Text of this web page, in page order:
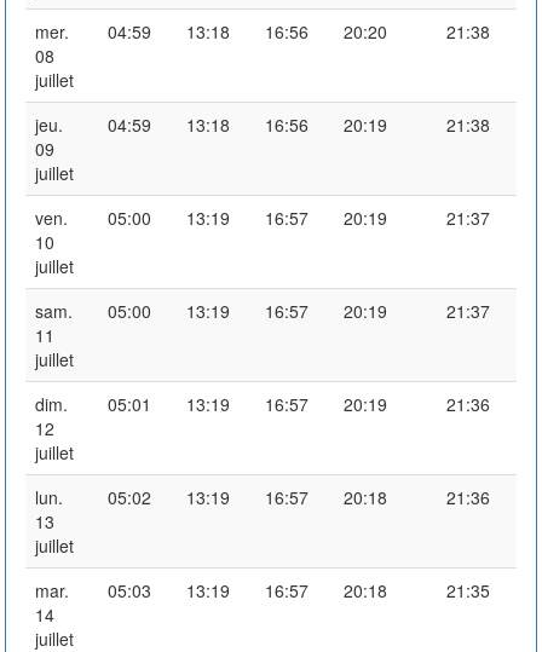
mer.
08
juillet
04:59 13:18 16:56 20:20 21:38
jeu.
09
juillet
04:59 13:18 16:56 20:19 21:38
ven.
10
juillet
05:00 13:19 16:57 20:19 21:37
sam.
11
juillet
05:00 13:19 16:57 20:19 21:37
dim.
12
juillet
05:01 13:19 16:57 20:19 21:36
lun.
13
juillet
05:02 13:19 16:57 20:18 21:36
mar.
14
juillet
05:03 13:19 16:57 20:18 21:35